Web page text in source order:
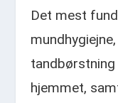
Det mest
hjemmet,